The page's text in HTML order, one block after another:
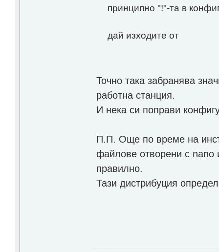
принципно "!"-та в
дай изходите от
Точно така забранява
работна станция.
И нека си поправи
П.П. Още по време на
файлове отворени с nano
правилно.
Тази дистрибуция